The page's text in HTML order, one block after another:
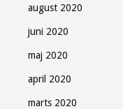
august 2020
juni 2020
maj 2020
april 2020
marts 2020